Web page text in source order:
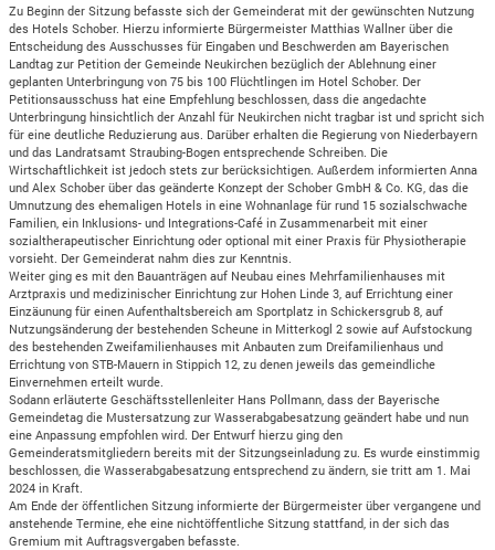
Zu Beginn der Sitzung befasste sich der Gemeinderat mit der gewünschten Nutzung
des Hotels Schober. Hierzu informierte Bürgermeister Matthias Wallner über die
Entscheidung des Ausschusses für Eingaben und Beschwerden am Bayerischen
Landtag zur Petition der Gemeinde Neukirchen bezüglich der Ablehnung einer
geplanten Unterbringung von 75 bis 100 Flüchtlingen im Hotel Schober. Der
Petitionsausschuss hat eine Empfehlung beschlossen, dass die angedachte
Unterbringung hinsichtlich der Anzahl für Neukirchen nicht tragbar ist und spricht sich
für eine deutliche Reduzierung aus. Darüber erhalten die Regierung von Niederbayern
und das Landratsamt Straubing-Bogen entsprechende Schreiben. Die
Wirtschaftlichkeit ist jedoch stets zur berücksichtigen. Außerdem informierten Anna
und Alex Schober über das geänderte Konzept der Schober GmbH & Co. KG, das die
Umnutzung des ehemaligen Hotels in eine Wohnanlage für rund 15 sozialschwache
Familien, ein Inklusions- und Integrations-Café in Zusammenarbeit mit einer
sozialtherapeutischer Einrichtung oder optional mit einer Praxis für Physiotherapie
vorsieht. Der Gemeinderat nahm dies zur Kenntnis.
Weiter ging es mit den Bauanträgen auf Neubau eines Mehrfamilienhauses mit
Arztpraxis und medizinischer Einrichtung zur Hohen Linde 3, auf Errichtung einer
Einzäunung für einen Aufenthaltsbereich am Sportplatz in Schickersgrub 8, auf
Nutzungsänderung der bestehenden Scheune in Mitterkogl 2 sowie auf Aufstockung
des bestehenden Zweifamilienhauses mit Anbauten zum Dreifamilienhaus und
Errichtung von STB-Mauern in Stippich 12, zu denen jeweils das gemeindliche
Einvernehmen erteilt wurde.
Sodann erläuterte Geschäftsstellenleiter Hans Pollmann, dass der Bayerische
Gemeindetag die Mustersatzung zur Wasserabgabesatzung geändert habe und nun
eine Anpassung empfohlen wird. Der Entwurf hierzu ging den
Gemeinderatsmitgliedern bereits mit der Sitzungseinladung zu. Es wurde einstimmig
beschlossen, die Wasserabgabesatzung entsprechend zu ändern, sie tritt am 1. Mai
2024 in Kraft.
Am Ende der öffentlichen Sitzung informierte der Bürgermeister über vergangene und
anstehende Termine, ehe eine nichtöffentliche Sitzung stattfand, in der sich das
Gremium mit Auftragsvergaben befasste.